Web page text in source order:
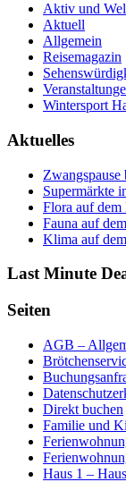
Aktiv und
Aktuell
Allgemein
Reisemagazin
Wintersport
Aktuelles
Supermärkte
Flora auf dem
Fauna auf
Klima auf
Last Minute
Seiten
AGB –
Direkt buchen
Familie und
Haus 1 –